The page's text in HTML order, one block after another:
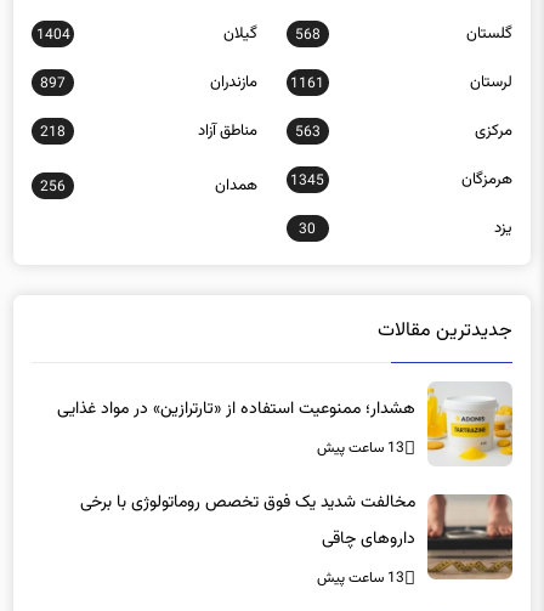
گلستان 568 گیلان 1404
لرستان 1161 مازندران 897
مرکزی 563 مناطق آزاد 218
هرمزگان 1345 همدان 256
یزد 30
جدیدترین مقالات
هشدار؛ ممنوعیت استفاده از «تارترازین» در مواد غذایی
13 ساعت پیش
مخالفت شدید یک فوق تخصص روماتولوژی با برخی
داروهای چاقی
13 ساعت پیش